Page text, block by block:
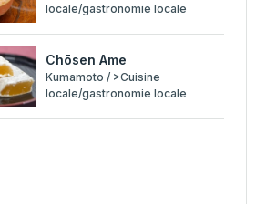
locale/gastronomie locale
Chōsen Ame
Kumamoto / >Cuisine
locale/gastronomie locale